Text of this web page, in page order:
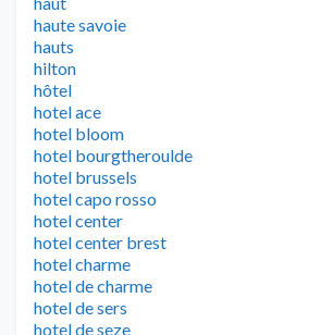
haute savoie
hauts
hilton
hôtel
hotel ace
hotel bloom
hotel bourgtheroulde
hotel brussels
hotel capo rosso
hotel center
hotel center brest
hotel charme
hotel de charme
hotel de sers
hotel de seze